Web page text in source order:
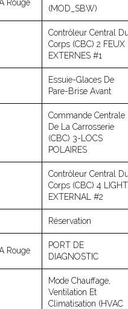
Rouge
(MOD_SBW)
Contrôleur Central
Corps (CBC) 2 FEUX
EXTERNES #1
Essuie-Glaces De
Pare-Brise Avant
Commande Centrale
De La Carrosserie
(CBC) 3-LOCS
POLAIRES
Contrôleur Central
Corps (CBC) 4 LIGHT
EXTERNAL #2
Réservation
Rouge
PORT DE
DIAGNOSTIC
Mode Chauffage,
Ventilation Et
Climatisation (HVAC